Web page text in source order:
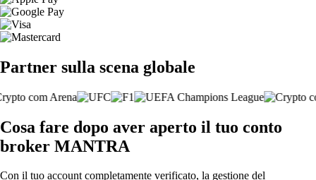
Partner sulla scena globale
Cosa fare dopo aver aperto il tuo conto
broker MANTRA
Con il tuo account completamente verificato, la gestione del